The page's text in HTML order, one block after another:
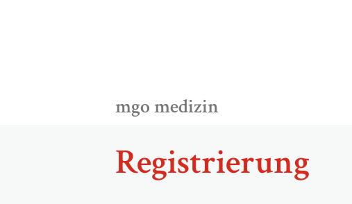
mgo medizin
Registrierung